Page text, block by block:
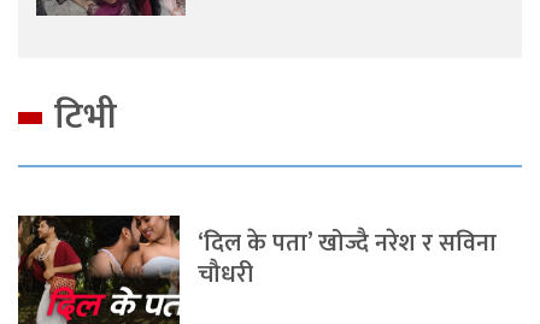
टिभी
‘दिल के पता’ खोज्दै नरेश र सविना
चौधरी